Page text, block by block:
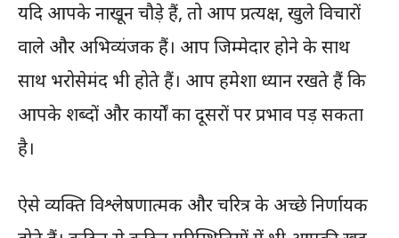
यदि आपके नाखून चौड़े हैं, तो आप प्रत्यक्ष, खुले विचारों
वाले और अभिव्यंजक हैं। आप जिम्मेदार होने के साथ
साथ भरोसेमंद भी होते हैं। आप हमेशा ध्यान रखते हैं कि
आपके शब्दों और कार्यों का दूसरों पर प्रभाव पड़ सकता
है।
ऐसे व्यक्ति विश्लेषणात्मक और चरित्र के अच्छे निर्णायक